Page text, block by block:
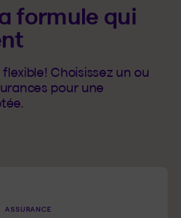
formule qui
flexible! Choisissez un ou
pour une
ASSURANCE